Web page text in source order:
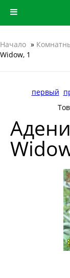
Начало »
Widow, 1
первый